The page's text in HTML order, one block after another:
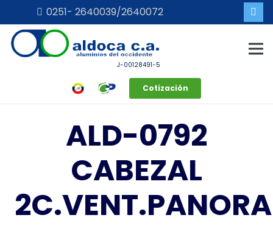
0251- 2640039/2640072
J-00128491-5
Cotización
ALD-0792
CABEZAL